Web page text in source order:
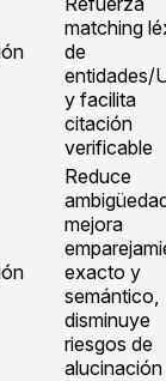
matching
de
entidades/
y facilita
citación
verificable
Reduce
mejora
exacto y
semántico,
disminuye
riesgos de
alucinación